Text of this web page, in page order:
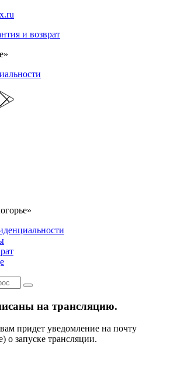
и возврат
на трансляцию.
придет уведомление на почту
о запуске трансляции.